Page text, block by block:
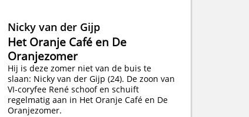
Nicky van der Gijp
Het Oranje Café en De
Oranjezomer
Hij is deze zomer niet van de buis te
slaan: Nicky van der Gijp (24). De zoon van
VI-coryfee René schoof en schuift
regelmatig aan in Het Oranje Café en De
Oranjezomer.